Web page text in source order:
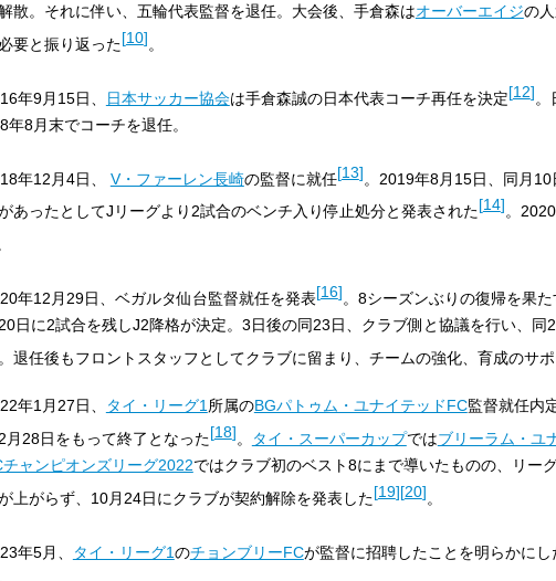
散。それに伴い、五輪代表監督を退任。大会後、手倉森はオーバーエイジの
要と振り返った[10]。
年9月15日、 日本サッカー協会は手倉森誠の日本代表コーチ再任を決定[12]。
年8月末でコーチを退任。
年12月4日、 V・ファーレン長崎の監督に就任[13]。2019年8月15日、同月10
あったとしてJリーグより2試合のベンチ入り停止処分と発表された[14]。
年12月29日、ベガルタ仙台監督就任を発表[16]。8シーズンぶりの復帰を果
日に2試合を残しJ2降格が決定。3日後の同23日、クラブ側と協議を行い、
退任後もフロントスタッフとしてクラブに留まり、チームの強化、育成のサ
年1月27日、 タイ・リーグ1 所属のBGパトゥム・ユナイテッドFC監督就任内
月28日をもって終了となった[18]。 タイ・スーパーカップではブリーラム・ユ
チャンピオンズリーグ2022ではクラブ初のベスト8にまで導いたものの、リー
上がらず、10月24日にクラブが契約解除を発表した[19][20]。
年5月、 タイ・リーグ1のチョンブリーFCが監督に招聘したことを明らかにし